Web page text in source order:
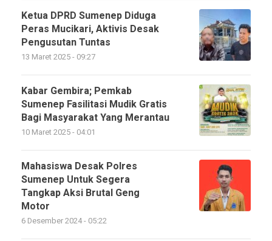
Ketua DPRD Sumenep Diduga
Peras Mucikari, Aktivis Desak
Pengusutan Tuntas
13 Maret 2025 - 09:27
Kabar Gembira; Pemkab
Sumenep Fasilitasi Mudik Gratis
Bagi Masyarakat Yang Merantau
10 Maret 2025 - 04:01
Mahasiswa Desak Polres
Sumenep Untuk Segera
Tangkap Aksi Brutal Geng
Motor
6 Desember 2024 - 05:22